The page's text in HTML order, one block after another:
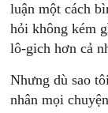
luận một cách
hỏi không kém
lô-gich hơn cả
Nhưng dù sao
nhân mọi